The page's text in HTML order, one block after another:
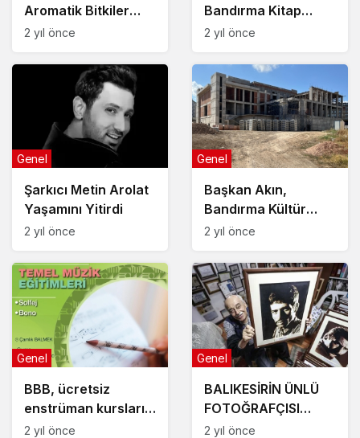
Aromatik Bitkiler
Kursu tamamlandı
2 yıl önce
Bandırma Kitap
Günleri’nin ilgi odağı
2 yıl önce
Şarkıcı Metin Arolat
Yaşamını Yitirdi
Genel
2 yıl önce
Başkan Akın,
Bandırma Kültür
Merkezi inşaatını
Genel
2 yıl önce
BBB, ücretsiz
enstrüman kursları
açıyor
Genel
2 yıl önce
BALIKESİRİN ÜNLÜ
FOTOĞRAFÇISI
AHMET ESMER’İ
Genel
2 yıl önce